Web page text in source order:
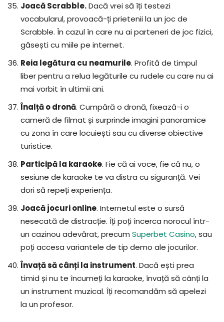
Joacă Scrabble.Dacă vrei să îți testezi
vocabularul, provoacă-ți prietenii la un joc de
Scrabble. În cazul în care nu ai parteneri de joc fizici,
găsești cu miile pe internet.
Reia legătura cu neamurile. Profită de timpul
liber pentru a relua legăturile cu rudele cu care nu ai
mai vorbit în ultimii ani.
Înalță o dronă. Cumpără o dronă, fixează-i o
cameră de filmat și surprinde imagini panoramice
cu zona în care locuiești sau cu diverse obiective
turistice.
Participă la karaoke. Fie că ai voce, fie că nu, o
sesiune de karaoke te va distra cu siguranță. Vei
dori să repeți experiența.
Joacă jocuri online. Internetul este o sursă
nesecată de distracție. Îți poți încerca norocul într-
un cazinou adevărat, precum Superbet Casino, sau
poți accesa variantele de tip demo ale jocurilor.
Învață să cânți la instrument. Dacă ești prea
timid și nu te încumeți la karaoke, învață să cânți la
un instrument muzical. Îți recomandăm să apelezi
la un profesor.